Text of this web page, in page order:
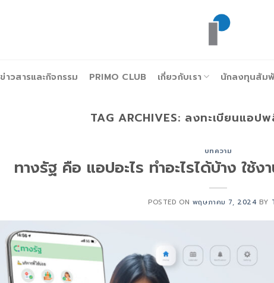
ข่าวสารและกิจกรรม PRIMO CLUB เกี่ยวกับเรา นักลงทุนสัม
TAG ARCHIVES: ลงทะเบียนแอป
บทความ
ทางรัฐ คือ แอปอะไร ทำอะไรได้บ้าง ใช้
POSTED ON พฤษภาคม 7, 2024 BY